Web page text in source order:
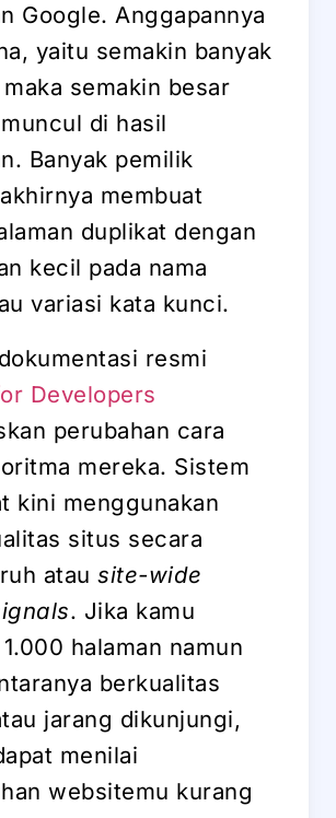
Google. Anggapannya
yaitu semakin banyak
semakin besar
di hasil
Banyak pemilik
membuat
duplikat dengan
kecil pada nama
variasi kata kunci.
resmi
Developers
perubahan cara
mereka. Sistem
kini menggunakan
situs secara
atau site-wide
. Jika kamu
halaman namun
berkualitas
jarang dikunjungi,
menilai
websitemu kurang